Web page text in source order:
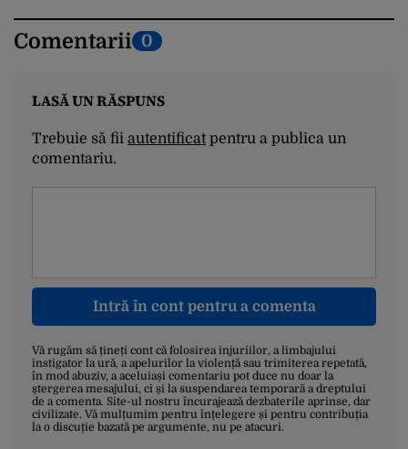
Comentarii 0
LASĂ UN RĂSPUNS
Trebuie să fii autentificatpentru a publica un
comentariu.
Intră în cont pentru a comenta
Vă rugăm să țineți cont că folosirea injuriilor, a limbajului
instigator la ură, a apelurilor la violență sau trimiterea repetată,
în mod abuziv, a aceluiași comentariu pot duce nu doar la
ștergerea mesajului, ci și la suspendarea temporară a dreptului
de a comenta. Site-ul nostru încurajează dezbaterile aprinse, dar
civilizate. Vă mulțumim pentru înțelegere și pentru contribuția
la o discuție bazată pe argumente, nu pe atacuri.